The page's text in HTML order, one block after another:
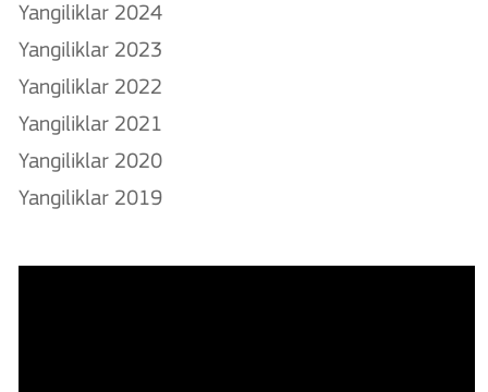
Yangiliklar 2024
Yangiliklar 2023
Yangiliklar 2022
Yangiliklar 2021
Yangiliklar 2020
Yangiliklar 2019